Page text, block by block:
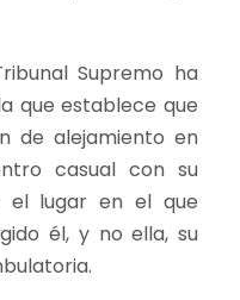
Supremo ha
que establece que
de alejamiento en
casual con su
el lugar en el que
él, y no ella, su